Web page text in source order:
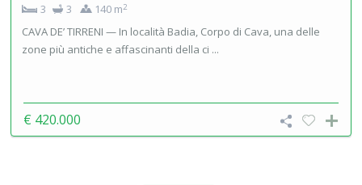
3 3 140 m2
CAVA DE’ TIRRENI — In località Badia, Corpo di Cava, una delle
zone più antiche e affascinanti della ci ...
€ 420.000